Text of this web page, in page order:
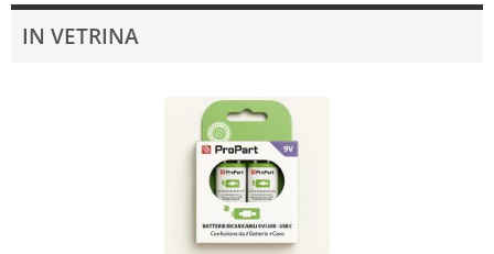
Office
Informatica
AudioVideo
IN VETRINA